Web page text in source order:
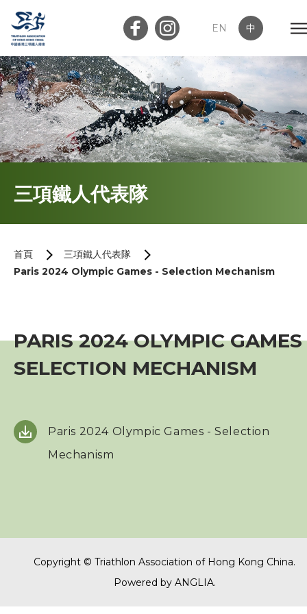
EN 中
會員登入 屬會登入
首頁
關於我們
加入會員
訓練班及活動
代表隊資格及架構
基準測試
三項鐵人代表隊
首頁
三項鐵人代表隊
Paris 2024 Olympic Games - Selection Mechanism
PARIS 2024 OLYMPIC GAMES
SELECTION MECHANISM
Paris 2024 Olympic Games - Selection
Mechanism
Copyright © Triathlon Association of Hong Kong China.
Powered by ANGLIA.